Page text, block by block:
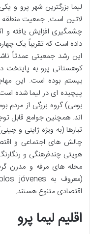
لیما بزرگترین شهر پرو و
لاتین است. جمعیت منطقه
داده است که تقریباً یک
این رشد جمعیتی عمدتاً
کوهستانی پرو به پایتخت
بیستم بوده است. این
پیچیده ای در لیما شده
بومی) گروه بزرگی از مردم
اند. همچنین جوامع قابل
تبارها (به ویژه ژاپنی و
چالش های اجتماعی و
هویتی چندفرهنگی و
محله های مرفه و مدرن
اقتصادی متنوع هستند.
اقلیم لیما پرو